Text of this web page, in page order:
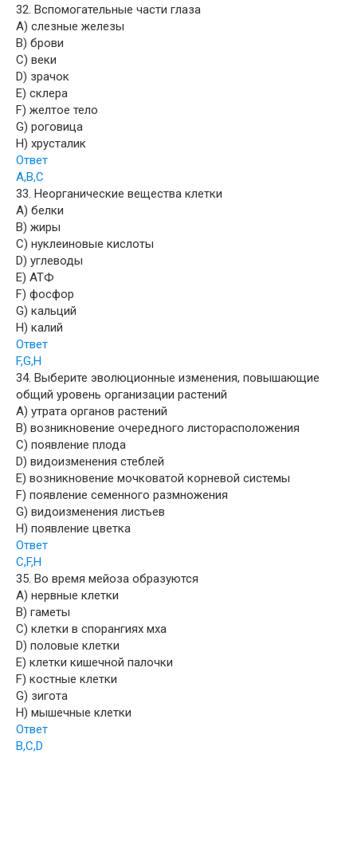
32. Вспомогательные части глаза
A) слезные железы
B) брови
C) веки
D) зрачок
E) склера
F) желтое тело
G) роговица
H) хрусталик
Ответ
A,B,C
33. Неорганические вещества клетки
A) белки
B) жиры
C) нуклеиновые кислоты
D) углеводы
E) АТФ
F) фосфор
G) кальций
H) калий
Ответ
F,G,H
34. Выберите эволюционные изменения, повышающие
общий уровень организации растений
A) утрата органов растений
B) возникновение очередного листорасположения
C) появление плода
D) видоизменения стеблей
E) возникновение мочковатой корневой системы
F) появление семенного размножения
G) видоизменения листьев
H) появление цветка
Ответ
C,F,H
35. Во время мейоза образуются
A) нервные клетки
B) гаметы
C) клетки в спорангиях мха
D) половые клетки
E) клетки кишечной палочки
F) костные клетки
G) зигота
H) мышечные клетки
Ответ
B,C,D